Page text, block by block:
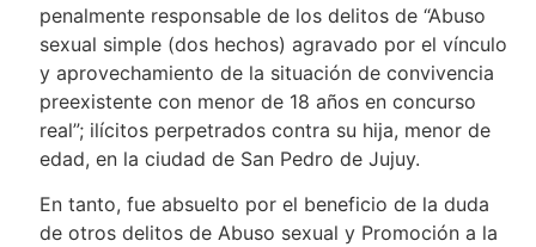
penalmente responsable de los delitos de “Abuso
sexual simple (dos hechos) agravado por el vínculo
y aprovechamiento de la situación de convivencia
preexistente con menor de 18 años en concurso
real”; ilícitos perpetrados contra su hija, menor de
edad, en la ciudad de San Pedro de Jujuy.
En tanto, fue absuelto por el beneficio de la duda
de otros delitos de Abuso sexual y Promoción a la